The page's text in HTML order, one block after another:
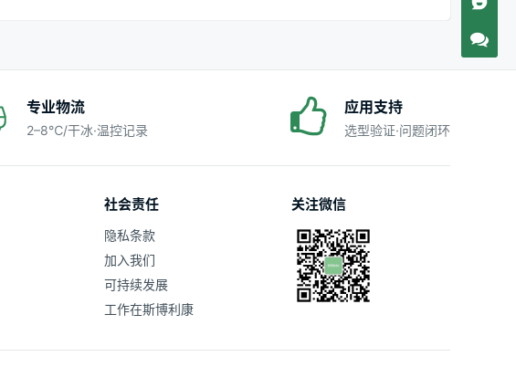
专业物流
2–8℃/干冰·温控记录
应用支持
选型验证·问题闭环
社会责任
隐私条款
加入我们
可持续发展
工作在斯博利康
关注微信